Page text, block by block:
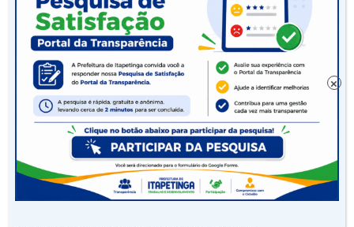
Além disso, em parceria com a Universidade
Federal da Bahia foram realizados exames
laboratoriais que atestaram a sanidade do
animal. Uma dieta balanceada e baseada nos
produtos locais (frutas e forrageiras da
região), foi, aos poucos, sendo introduzida na
rotina dela.
“A gente tem cuidado com critério de cada
×